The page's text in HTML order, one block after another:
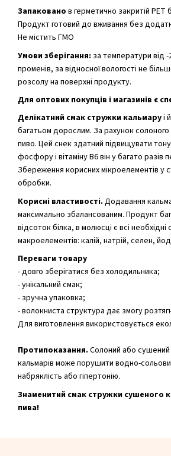
Запаковано в герметично закритій
Продукт готовий до вживання без
Не містить ГМО
Умови зберігання: за температури від
променів, за відносної вологості не
розсолу на поверхні продукту.
Для оптових покупців і магазинів є
Делікатний смак стружки кальмаруі
багатьом дорослим. За рахунок солоного
пиво. Цей снек здатний підвищувати
фосфору і вітаміну B6 він у багато
Збереження корисних мікроелементів у
обробки.
Корисні властивості. Додавання
максимально збалансованим. Продукт
відсоток білка, в молюсці є всі
макроелементів: калій, натрій, селен,
Переваги товару
- довго зберігатися без холодильника;
- унікальний смак;
- зручна упаковка;
- волокниста структура дає змогу
Для виготовлення використовується
Протипоказання. Солоний або сушений
кальмарів може порушити водно-
набряклість або гіпертонію.
Знаменитий смак стружки сушеного
пива!